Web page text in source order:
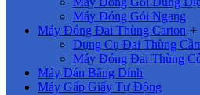
Máy Đóng Gói Ngang
Máy Đóng Đai Thùng Carton +
Dụng Cụ Đai Thùng
Máy Đóng Đai Thùng
Máy Dán Băng Dính
Máy Gấp Giấy Tự Động